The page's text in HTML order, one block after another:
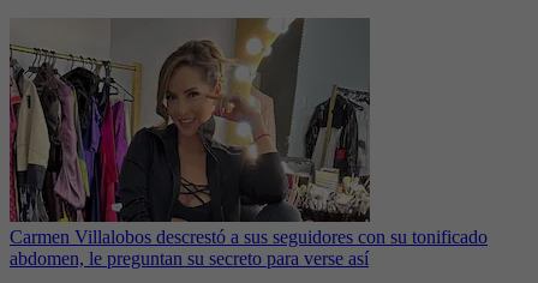
Carmen Villalobos descrestó a sus seguidores con su tonificado
abdomen, le preguntan su secreto para verse así